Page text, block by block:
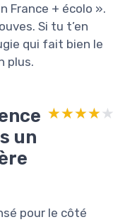
France + écolo ».
Si tu t’en
qui fait bien le
plus.
un
★★★★★
★★★★★
pour le côté